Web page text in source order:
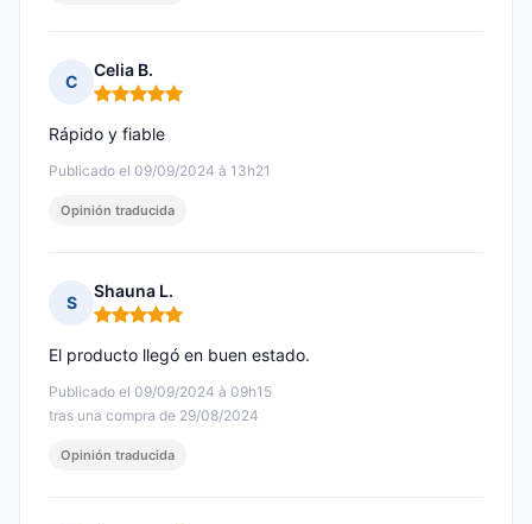
C
Celia B.
Nota: 5 de 5
Publicado el 09/09/2024 à 13h21
Rápido y fiable
Opinión traducida
S
Shauna L.
Nota: 5 de 5
Publicado el 09/09/2024 à 09h15
tras una compra de 29/08/2024
El producto llegó en buen estado.
Opinión traducida